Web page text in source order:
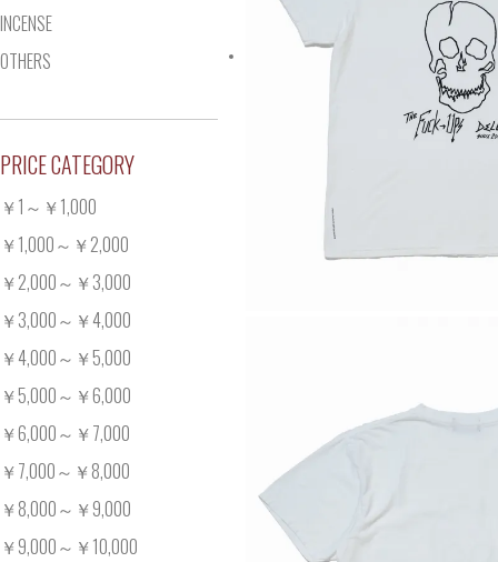
INCENSE
OTHERS
PRICE CATEGORY
￥1～￥1,000
￥1,000～￥2,000
￥2,000～￥3,000
￥3,000～￥4,000
￥4,000～￥5,000
￥5,000～￥6,000
￥6,000～￥7,000
￥7,000～￥8,000
￥8,000～￥9,000
￥9,000～￥10,000